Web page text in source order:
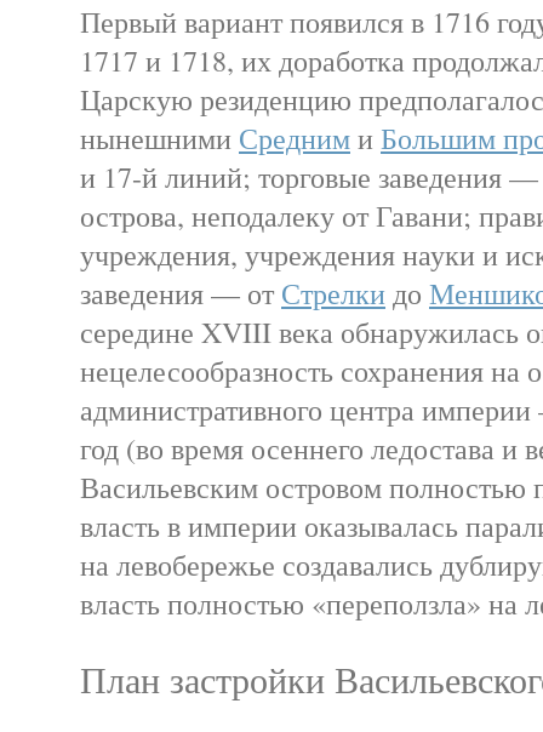
Первый вариант появился в 1716
1717 и 1718, их доработка
Царскую резиденцию
нынешними Средними Большим
и 17-й линий; торговые заведения —
острова, неподалеку от Гавани;
учреждения, учреждения науки и
заведения — от Стрелкидо
середине XVIII века обнаружилась
нецелесообразность сохранения на
административного центра
год (во время осеннего ледостава и
Васильевским островом полностью
власть в империи оказывалась
на левобережье создавались
власть полностью «переползла» на
План застройки